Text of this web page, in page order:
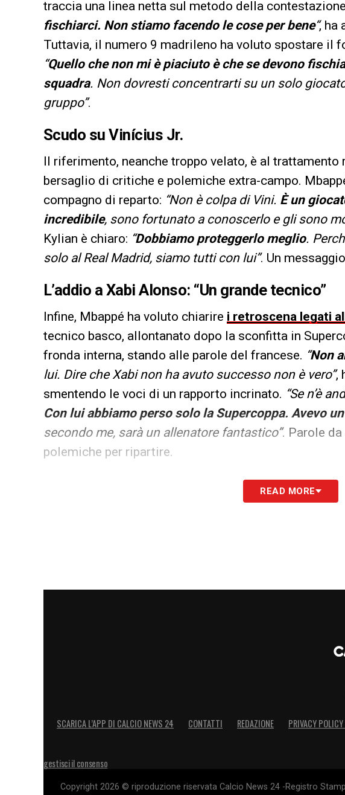
traccia una linea netta sul metodo della
fischiarci. Non stiamo facendo le cose per bene“, ha
Tuttavia, il numero 9 madrileno ha voluto spostare il
“Quello che non mi è piaciuto è che se devono
squadra. Non dovresti concentrarti su un solo
gruppo”.
Scudo su Vinícius Jr.
Il riferimento, neanche troppo velato, è al trattamento
bersaglio di critiche e polemiche extra-campo.
compagno di reparto: “Non è colpa di Vini. È un
incredibile, sono fortunato a conoscerlo e gli sono
Kylian è chiaro: “Dobbiamo proteggerlo meglio.
solo al Real Madrid, siamo tutti con lui”. Un
L’addio a Xabi Alonso: “Un grande tecnico”
Infine, Mbappé ha voluto chiarire i retroscena legati
tecnico basco, allontanato dopo la sconfitta in
fronda interna, stando alle parole del francese. “Non
lui. Dire che Xabi non ha avuto successo non è vero”,
smentendo le voci di un rapporto incrinato. “Se n’è
Con lui abbiamo perso solo la Supercoppa. Avevo
secondo me, sarà un allenatore fantastico”. Parole
polemiche per ripartire.
LA PLAYLIST DELLE NOSTRE TOP NEWSREAD MORE
SCARICA L’APP DI CALCIO NEWS 24 CONTATTI REDAZIONE PRIVACY
gestisci il consenso
Copyright 2026 © riproduzione riservata Calcio News 24 -Registro